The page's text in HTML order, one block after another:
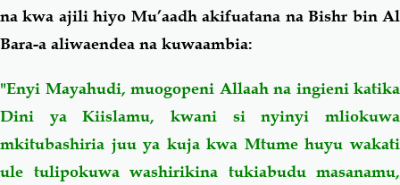
na kwa ajili hiyo Mu’aadh akifuatana na Bishr bin Al
Bara-a aliwaendea na kuwaambia:
"Enyi Mayahudi, muogopeni Allaah na ingieni katika
Dini ya Kiislamu, kwani si nyinyi mliokuwa
mkitubashiria juu ya kuja kwa Mtume huyu wakati
ule tulipokuwa washirikina tukiabudu masanamu,